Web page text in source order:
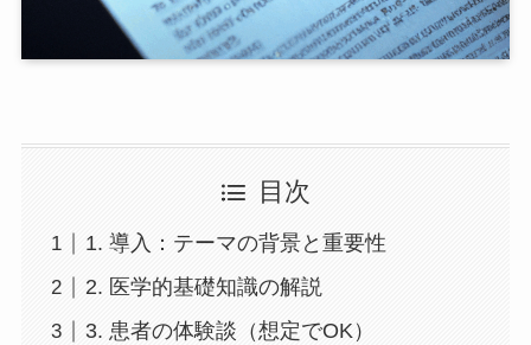
目次
1. 導入：テーマの背景と重要性
2. 医学的基礎知識の解説
3. 患者の体験談（想定でOK）